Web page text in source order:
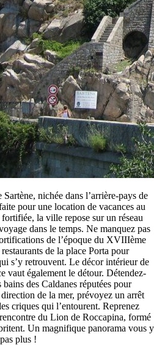
nichée dans l’arrière-pays de
pour une location de vacances au
la ville repose sur un réseau
dans le temps. Ne manquez pas
de l’époque du XVIIIème
de la place Porta pour
s’y retrouvent. Le décor intérieur de
vaut également le détour. Détendez-
des Caldanes réputées pour
de la mer, prévoyez un arrêt
criques qui l’entourent. Reprenez
du Lion de Roccapina, formé
Un magnifique panorama vous y
plus !